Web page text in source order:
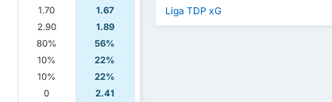
1.70
1.67
2.90
1.89
80%
56%
10%
22%
10%
22%
0
2.41
Liga TDP xG